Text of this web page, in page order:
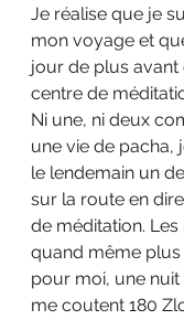
Je réalise que je
mon voyage et
jour de plus avant
centre de
Ni une, ni deux
une vie de pacha,
le lendemain un
sur la route en
de méditation. Les
quand même
pour moi, une
me coutent 180